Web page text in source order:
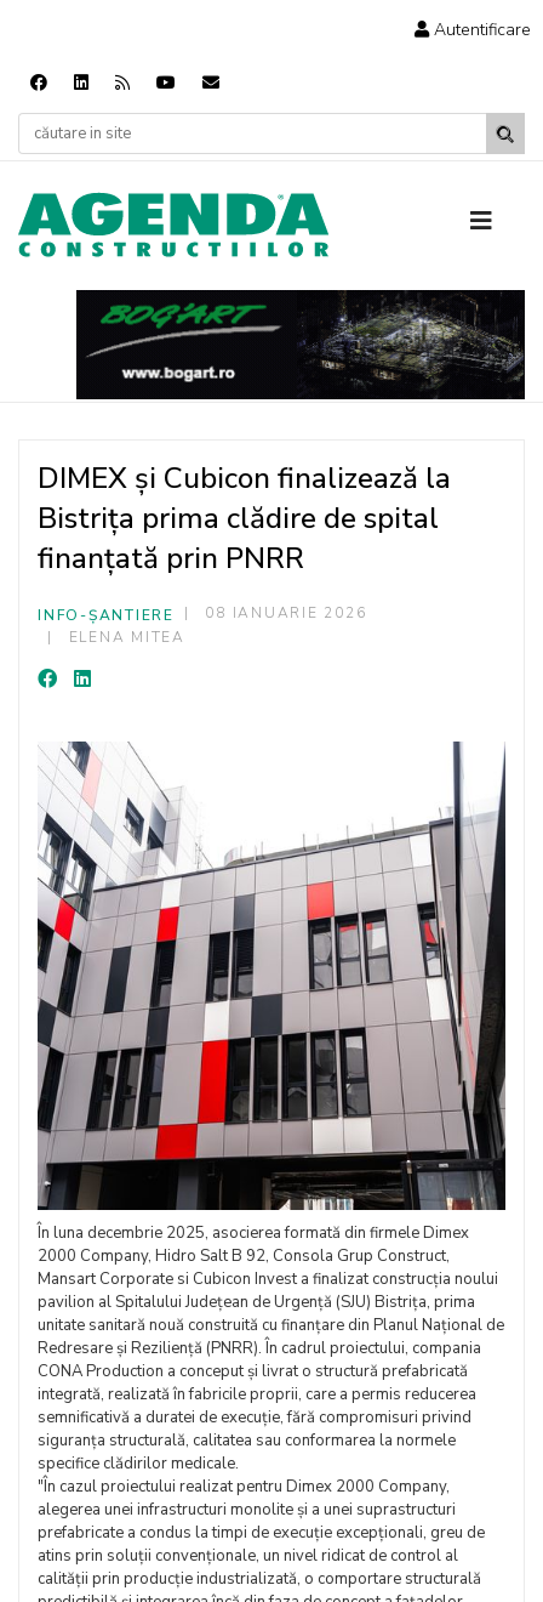
Autentificare
DIMEX și Cubicon finalizează la
Bistrița prima clădire de spital
finanțată prin PNRR
INFO-ȘANTIERE
08 IANUARIE 2026
ELENA MITEA
În luna decembrie 2025, asocierea formată din firmele Dimex
2000 Company, Hidro Salt B 92, Consola Grup Construct,
Mansart Corporate si Cubicon Invest a finalizat construcția noului
pavilion al Spitalului Județean de Urgență (SJU) Bistrița, prima
unitate sanitară nouă construită cu finanțare din Planul Național de
Redresare și Reziliență (PNRR). În cadrul proiectului, compania
CONA Production a conceput și livrat o structură prefabricată
integrată, realizată în fabricile proprii, care a permis reducerea
semnificativă a duratei de execuție, fără compromisuri privind
siguranța structurală, calitatea sau conformarea la normele
specifice clădirilor medicale.
"În cazul proiectului realizat pentru Dimex 2000 Company,
alegerea unei infrastructuri monolite și a unei suprastructuri
prefabricate a condus la timpi de execuție excepționali, greu de
atins prin soluții convenționale, un nivel ridicat de control al
calității prin producție industrializată, o comportare structurală